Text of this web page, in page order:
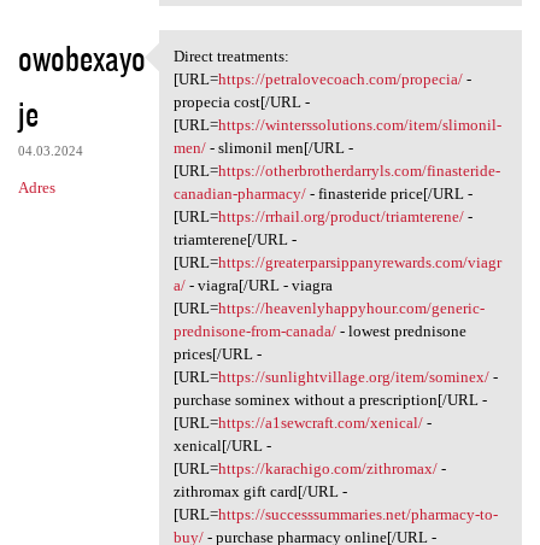
owobexayo
je
04.03.2024
Adres
Direct treatments: [URL=https
Direct treatments:
[URL=https://petralovecoach.com/propecia/-
propecia cost[/URL -
[URL=https://winterssolutions.com/item/slimonil-
men/- slimonil men[/URL -
[URL=https://otherbrotherdarryls.com/finasteride-
canadian-pharmacy/- finasteride price[/URL -
[URL=https://rrhail.org/product/triamterene/-
triamterene[/URL -
[URL=https://greaterparsippanyrewards.com/viagr
a/- viagra[/URL - viagra
[URL=https://heavenlyhappyhour.com/generic-
prednisone-from-canada/- lowest prednisone
prices[/URL -
[URL=https://sunlightvillage.org/item/sominex/-
purchase sominex without a prescription[/URL -
[URL=https://a1sewcraft.com/xenical/-
xenical[/URL -
[URL=https://karachigo.com/zithromax/-
zithromax gift card[/URL -
[URL=https://successsummaries.net/pharmacy-to-
buy/- purchase pharmacy online[/URL -